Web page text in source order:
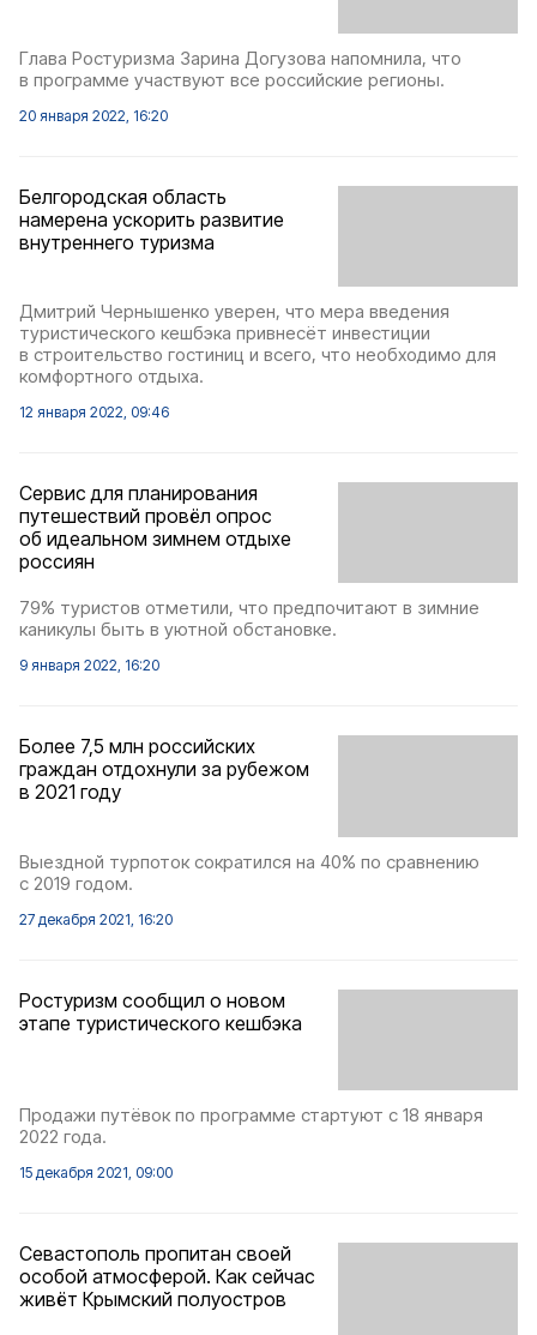
Глава Ростуризма Зарина Догузова напомнила, что
в программе участвуют все российские регионы.
20 января 2022, 16:20
Белгородская область
намерена ускорить развитие
внутреннего туризма
Дмитрий Чернышенко уверен, что мера введения
туристического кешбэка привнесёт инвестиции
в строительство гостиниц и всего, что необходимо для
комфортного отдыха.
12 января 2022, 09:46
Сервис для планирования
путешествий провёл опрос
об идеальном зимнем отдыхе
россиян
79% туристов отметили, что предпочитают в зимние
каникулы быть в уютной обстановке.
9 января 2022, 16:20
Более 7,5 млн российских
граждан отдохнули за рубежом
в 2021 году
Выездной турпоток сократился на 40% по сравнению
с 2019 годом.
27 декабря 2021, 16:20
Ростуризм сообщил о новом
этапе туристического кешбэка
Продажи путёвок по программе стартуют с 18 января
2022 года.
15 декабря 2021, 09:00
Севастополь пропитан своей
особой атмосферой. Как сейчас
живёт Крымский полуостров